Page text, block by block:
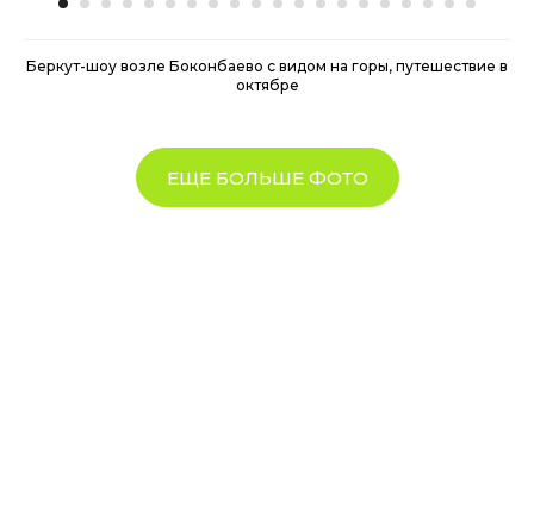
Беркут-шоу возле Боконбаево с видом на горы, путешествие в
октябре
ЕЩЕ БОЛЬШЕ ФОТО